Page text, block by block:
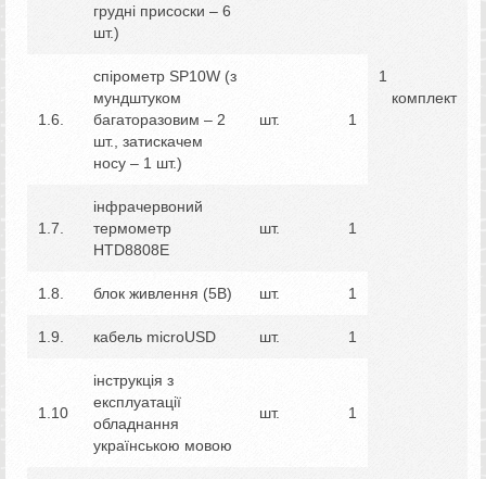
1
комплект
грудні присоски – 6
шт.)
1.6.
спірометр SР10W (з
мундштуком
багаторазовим – 2
шт., затискачем
носу – 1 шт.)
шт. 1
1.7.
інфрачервоний
термометр
HTD8808E
шт. 1
1.8. блок живлення (5В) шт. 1
1.9. кабель microUSD шт. 1
1.10
інструкція з
експлуатації
обладнання
українською мовою
шт. 1